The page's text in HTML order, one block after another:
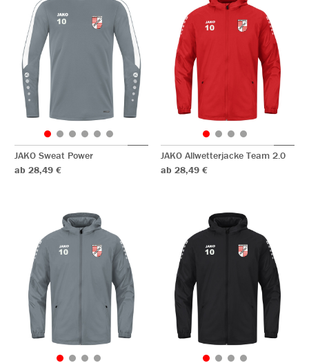
JAKO Sweat Power
ab 28,49 €
JAKO Allwetterjacke Team 2.0
ab 28,49 €